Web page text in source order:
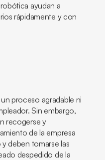
ayudan a
rápidamente y con
proceso agradable ni
Sin embargo,
recogerse y
de la empresa
deben tomarse las
despedido de la